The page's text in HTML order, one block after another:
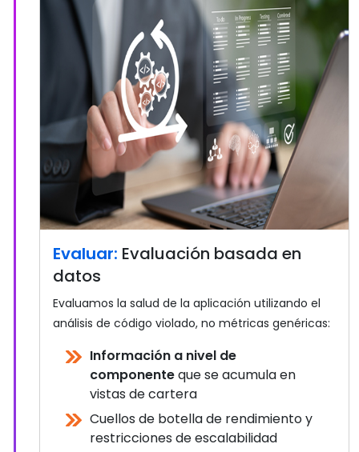
Evaluar: Evaluación basada en
datos
Evaluamos la salud de la aplicación utilizando el
análisis de código violado, no métricas genéricas:
Información a nivel de
componenteque se acumula en
vistas de cartera
Cuellos de botella de rendimiento y
restricciones de escalabilidad